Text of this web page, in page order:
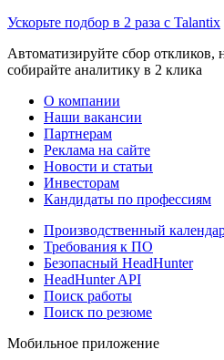
Ускорьте подбор в 2 раза с Talantix
Автоматизируйте сбор откликов,
собирайте аналитику в 2 клика
О компании
Наши вакансии
Партнерам
Реклама на сайте
Новости и статьи
Инвесторам
Кандидаты по профессиям
Производственный
Требования к ПО
Безопасный HeadHunter
HeadHunter API
Поиск работы
Поиск по резюме
Мобильное приложение